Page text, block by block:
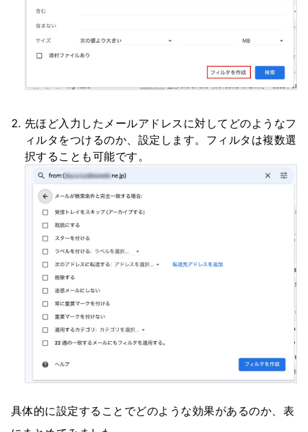
先ほど入力したメールアドレスに対してどのようなフ
ィルタをつけるのか、設定します。フィルタは複数選
択することも可能です。
具体的に設定することでどのような効果があるのか、表